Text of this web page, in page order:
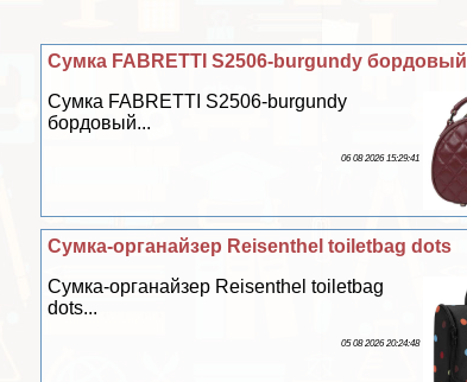
Сумка FABRETTI S2506-burgundy бордовый
Сумка FABRETTI S2506-burgundy
бордовый...
06 08 2026 15:29:41
Сумка-органайзер Reisenthel toiletbag dots
Сумка-органайзер Reisenthel toiletbag
dots...
05 08 2026 20:24:48